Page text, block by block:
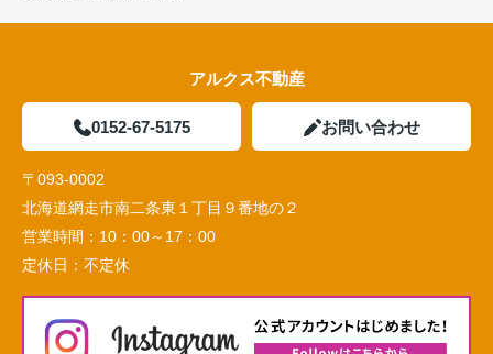
アルクス不動産
0152-67-5175 お問い合わせ
〒093-0002
北海道網走市南二条東１丁目９番地の２
営業時間： 10：00～17：00
定休日： 不定休